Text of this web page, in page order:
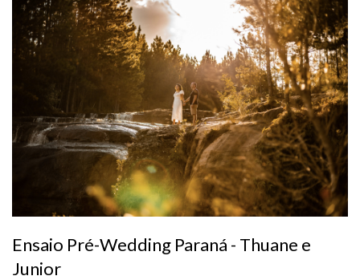
Ensaio Pré-Wedding Paraná - Thuane e
Junior